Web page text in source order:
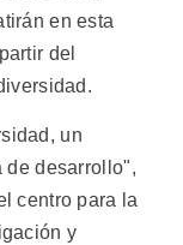
en esta
del
un
de desarrollo",
centro para la
y